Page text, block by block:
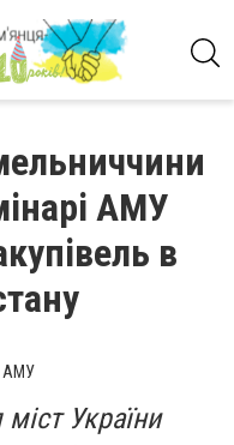
АМУ
в
АМУ
України